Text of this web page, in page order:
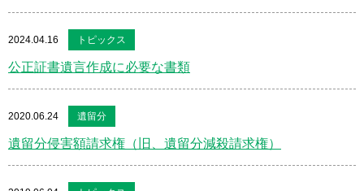
2024.04.16 トピックス
公正証書遺言作成に必要な書類
2020.06.24 遺留分
遺留分侵害額請求権（旧、遺留分減殺請求権）